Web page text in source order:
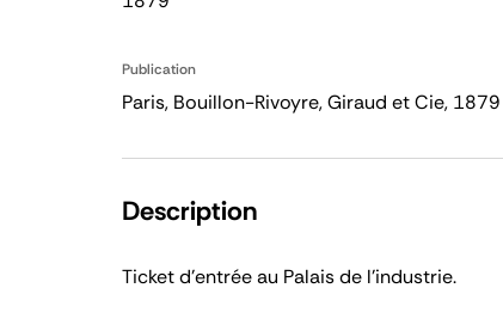
Publication
Paris, Bouillon-Rivoyre, Giraud et Cie, 1879
Description
Ticket d'entrée au Palais de l'industrie.